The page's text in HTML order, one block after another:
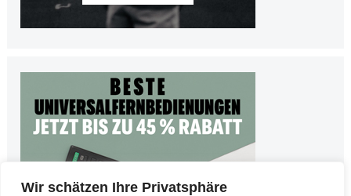
Wir schätzen Ihre Privatsphäre